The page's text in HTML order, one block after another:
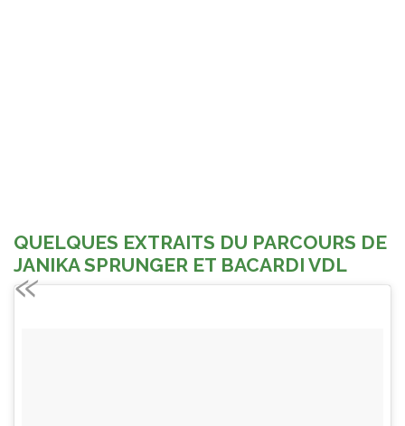
QUELQUES EXTRAITS DU PARCOURS DE
JANIKA SPRUNGER ET BACARDI VDL